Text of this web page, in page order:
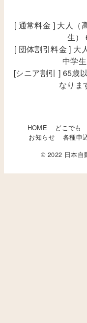
[ 通常料金 ] 大人（
生）
[ 団体割引料金 ] 大
中学
[シニア割引 ] 65歳
なりま
HOME どこでも
お知らせ
各種申
© 2022 日本自